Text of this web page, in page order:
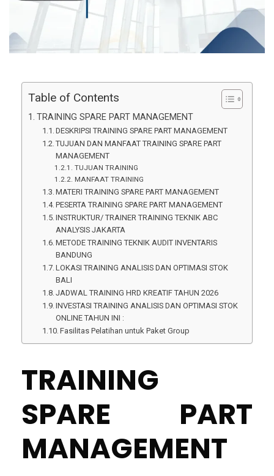
Table of Contents
TRAINING SPARE PART MANAGEMENT
DESKRIPSI TRAINING SPARE PART MANAGEMENT
TUJUAN DAN MANFAAT TRAINING SPARE PART
MANAGEMENT
TUJUAN TRAINING
MANFAAT TRAINING
MATERI TRAINING SPARE PART MANAGEMENT
PESERTA TRAINING SPARE PART MANAGEMENT
INSTRUKTUR/ TRAINER TRAINING TEKNIK ABC
ANALYSIS JAKARTA
METODE TRAINING TEKNIK AUDIT INVENTARIS
BANDUNG
LOKASI TRAINING ANALISIS DAN OPTIMASI STOK
BALI
JADWAL TRAINING HRD KREATIF TAHUN 2026
INVESTASI TRAINING ANALISIS DAN OPTIMASI STOK
ONLINE TAHUN INI :
Fasilitas Pelatihan untuk Paket Group
TRAINING
SPARE PART
MANAGEMENT